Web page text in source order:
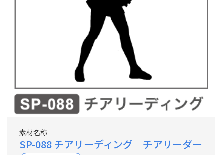
素材名称
SP-088 チアリーディング チアリーダー